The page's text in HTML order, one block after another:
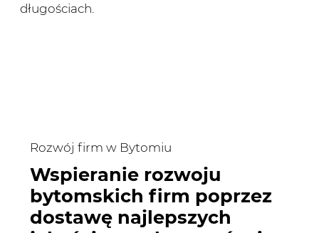
długościach.
Rozwój firm w Bytomiu
Wspieranie rozwoju
bytomskich firm poprzez
dostawę najlepszych